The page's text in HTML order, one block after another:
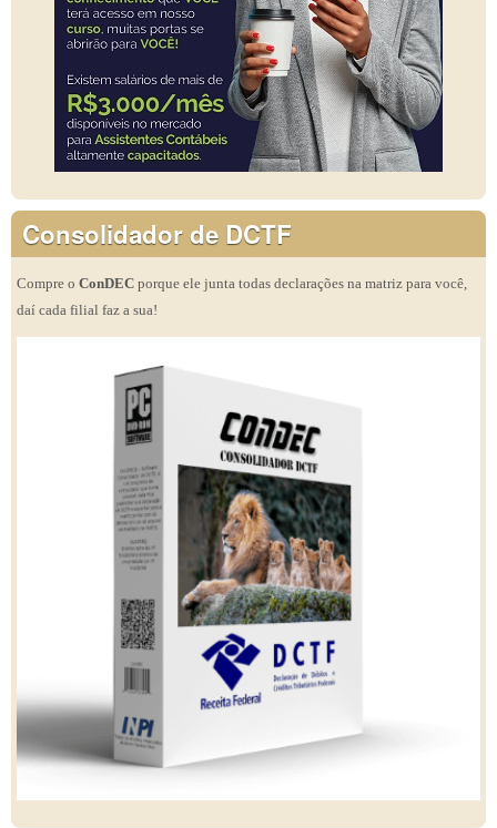
Consolidador de DCTF
Compre o ConDEC porque ele junta todas declarações na matriz para você,
daí cada filial faz a sua!